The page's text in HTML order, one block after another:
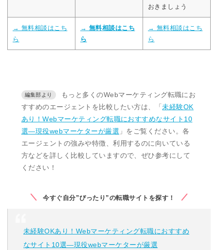
おきましょう
→ 無料相談はこち
ら
→ 無料相談はこち
ら
→ 無料相談はこち
ら
もっと多くのWebマーケティング転職にお
すすめのエージェントを比較したい方は、「未経験OK
あり！Webマーケティング転職におすすめなサイト10
選―現役webマーケターが厳選 」をご覧ください。各
エージェントの強みや特徴、利用するのに向いている
方などを詳しく比較していますので、ぜひ参考にして
ください！
今すぐ自分”ぴったり”の転職サイトを探す！
未経験OKあり！Webマーケティング転職におすすめ
なサイト10選―現役webマーケターが厳選